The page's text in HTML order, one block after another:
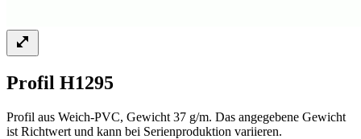
Profil H1295
Profil aus Weich-PVC, Gewicht 37 g/m. Das angegebene Gewicht
ist Richtwert und kann bei Serienproduktion variieren.